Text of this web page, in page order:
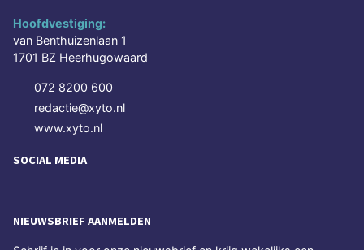
Hoofdvestiging:
van Benthuizenlaan 1
1701 BZ Heerhugowaard
072 8200 600
redactie@xyto.nl
www.xyto.nl
SOCIAL MEDIA
NIEUWSBRIEF AANMELDEN